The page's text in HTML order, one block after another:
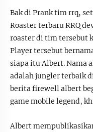
Bak di Prank tim rrq,
Roaster terbaru RRQ
roaster di tim tersebut
Player tersebut
siapa itu Albert. Nama
adalah jungler terbaik
berita firewell albert
game mobile legend,
Albert